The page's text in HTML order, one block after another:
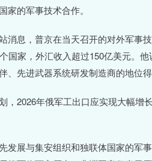
家的军事技术合作。
消息，普京在当天召开的对外军事
国家，外汇收入超过150亿美元。
、先进武器系统研发制造商的地位得
，2026年俄军工出口应实现大幅增
发展与集安组织和独联体国家的军